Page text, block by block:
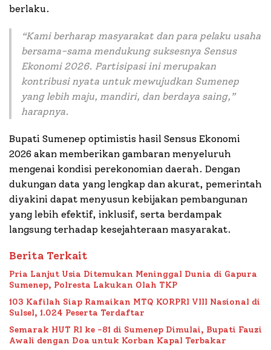
berlaku.
“Kami berharap masyarakat dan para pelaku usaha
bersama-sama mendukung suksesnya Sensus
Ekonomi 2026. Partisipasi ini merupakan
kontribusi nyata untuk mewujudkan Sumenep
yang lebih maju, mandiri, dan berdaya saing,”
harapnya.
Bupati Sumenep optimistis hasil Sensus Ekonomi
2026 akan memberikan gambaran menyeluruh
mengenai kondisi perekonomian daerah. Dengan
dukungan data yang lengkap dan akurat, pemerintah
diyakini dapat menyusun kebijakan pembangunan
yang lebih efektif, inklusif, serta berdampak
langsung terhadap kesejahteraan masyarakat.
Berita Terkait
Pria Lanjut Usia Ditemukan Meninggal Dunia di Gapura
Sumenep, Polresta Lakukan Olah TKP
103 Kafilah Siap Ramaikan MTQ KORPRI VIII Nasional di
Sulsel, 1.024 Peserta Terdaftar
Semarak HUT RI ke -81 di Sumenep Dimulai, Bupati Fauzi
Awali dengan Doa untuk Korban Kapal Terbakar